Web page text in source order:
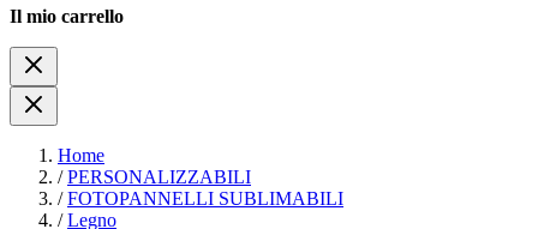
Il mio carrello
Home
/ PERSONALIZZABILI
/ FOTOPANNELLI SUBLIMABILI
/ Legno